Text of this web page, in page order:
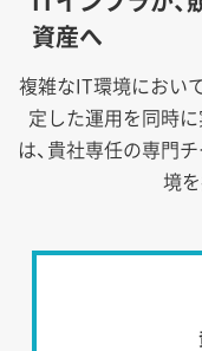
資産へ
複雑なIT環境におい
定した運用を同時
は、貴社専任の専門
境